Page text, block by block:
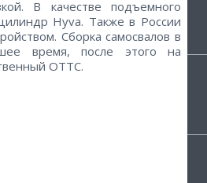
В качестве подъемного
Hyva. Также в России
Сборка самосвалов в
время, после этого на
ОТТС.